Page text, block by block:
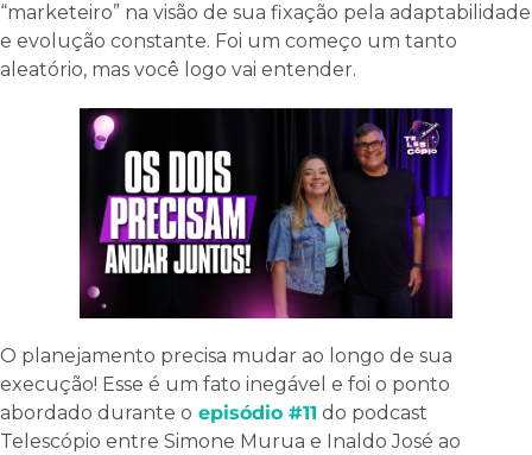
“marketeiro” na visão de sua fixação pela adaptabilidade
e evolução constante. Foi um começo um tanto
aleatório, mas você logo vai entender.
O planejamento precisa mudar ao longo de sua
execução! Esse é um fato inegável e foi o ponto
abordado durante o episódio #11 do podcast
Telescópio entre Simone Murua e Inaldo José ao